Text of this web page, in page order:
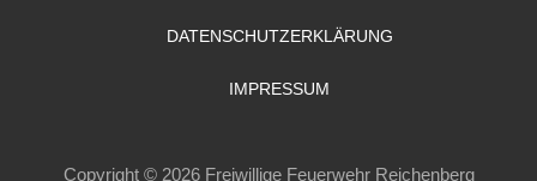
DATENSCHUTZERKLÄRUNG
IMPRESSUM
Copyright © 2026 Freiwillige Feuerwehr Reichenberg